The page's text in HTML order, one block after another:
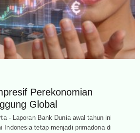
Perekonomian
Global
- Laporan Bank Dunia awal tahun ini
Indonesia tetap menjadi primadona di